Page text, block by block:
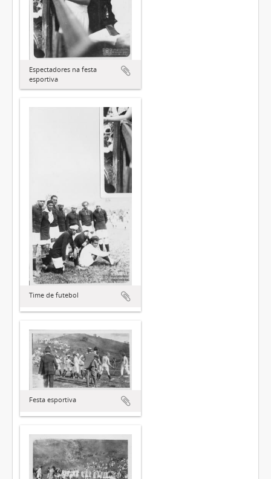
Espectadores na festa
esportiva
Time de futebol
Festa esportiva